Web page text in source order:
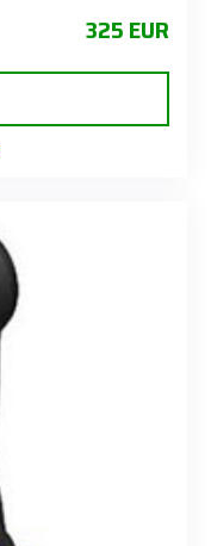
325 EUR